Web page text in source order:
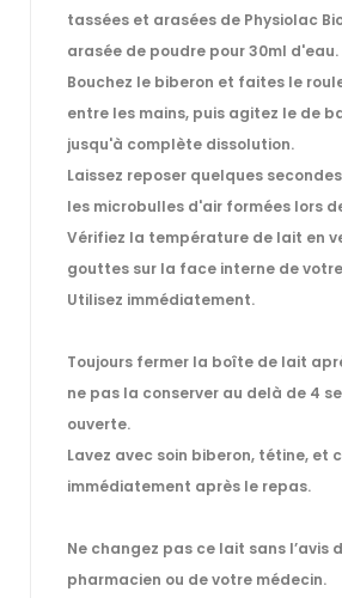
tassées et arasées de Physiolac
arasée de poudre pour 30ml d'eau.
Bouchez le biberon et faites le
entre les mains, puis agitez le de
jusqu'à complète dissolution.
Laissez reposer quelques
les microbulles d'air formées lors
Vérifiez la température de lait en
gouttes sur la face interne de
Utilisez immédiatement.
Toujours fermer la boîte de lait
ne pas la conserver au delà de 4
ouverte.
Lavez avec soin biberon, tétine, et
immédiatement après le repas.
Ne changez pas ce lait sans l’avis
pharmacien ou de votre médecin.